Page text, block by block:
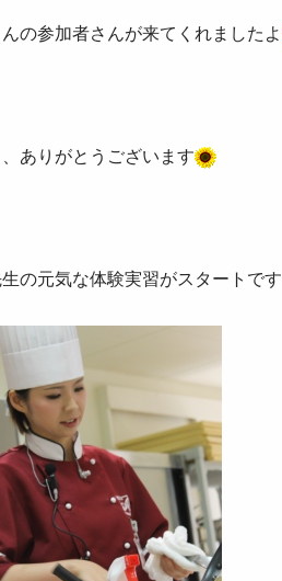
の参加者さんが来てくれましたよ
ありがとうございます
の元気な体験実習がスタートです